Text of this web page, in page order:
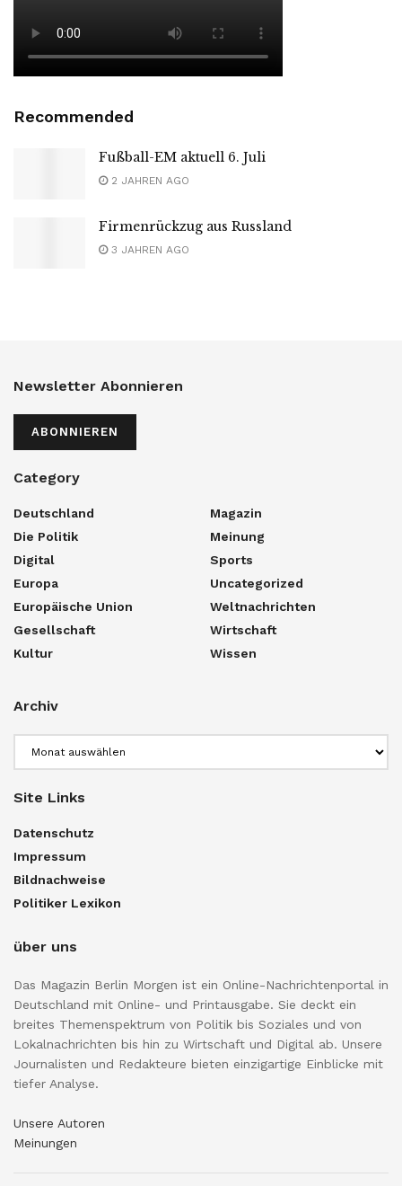
Recommended
Fußball-EM aktuell 6. Juli
2 JAHREN AGO
Firmenrückzug aus Russland
3 JAHREN AGO
Newsletter Abonnieren
ABONNIEREN
Category
Deutschland
Die Politik
Digital
Europa
Europäische Union
Gesellschaft
Kultur
Magazin
Meinung
Sports
Uncategorized
Weltnachrichten
Wirtschaft
Wissen
Archiv
Site Links
Datenschutz
Impressum
Bildnachweise
Politiker Lexikon
über uns
Das Magazin Berlin Morgen ist ein Online-Nachrichtenportal in
Deutschland mit Online- und Printausgabe. Sie deckt ein
breites Themenspektrum von Politik bis Soziales und von
Lokalnachrichten bis hin zu Wirtschaft und Digital ab. Unsere
Journalisten und Redakteure bieten einzigartige Einblicke mit
tiefer Analyse.
Unsere Autoren
Meinungen